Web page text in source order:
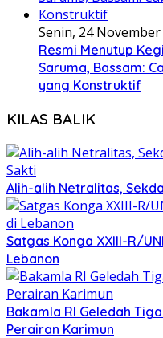
Senin, 24 November
Resmi Menutup
Saruma, Bassam:
yang Konstruktif
KILAS BALIK
Alih-alih Netralitas,
Satgas Konga XXIII-R/
Lebanon
Bakamla RI Geledah
Perairan Karimun